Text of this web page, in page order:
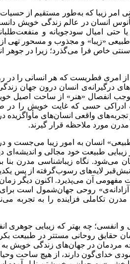
زیبا که به‌طور مستقیم از
انسان در عالم زندگی خویش
یا حتی امیال سودجویانه و
«زیبا» و مجذوب و مسحور تهی
سنتی خاص فرا می‌گذرد؛ زیرا در
فطریست که هر انسانی را در
انسان درون جهان
انفصال «هنر» از ساحت
ادراکی حسی که غایت خویش را در
تجربه‌های واقعی انسان‌های
مورد ملاحظه قرار گیرند.
انسان به امور زیبا می‌جست
طبیعت خود مجالی و
می‌شود. نگاه زیباشناسی مدرن
نبش‌قبر لایه‌های رسوب‌گرفته از پس
آن می‌پذیرد. اکنون دیگر زمان
آزادانه‌ی» روحی جهان‌شمول است
مدرن تکاملی فزاینده را به
و انفسی؛ چه بهتر که زیبایی
حقایق روحانی مستتر در طبیعت
مردمان در جهان‌های زندگی خویش به
خدای‌گون دارند، از هیچ ساحت